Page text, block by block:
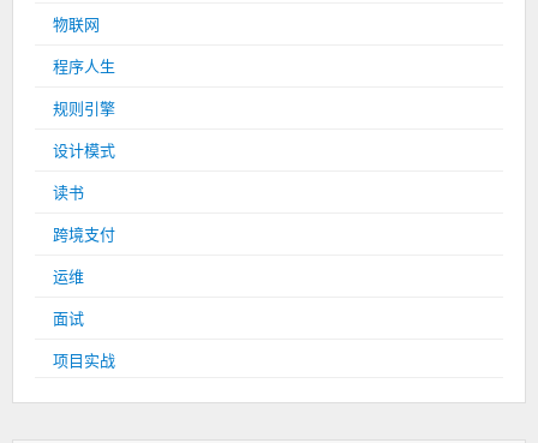
物联网
程序人生
规则引擎
设计模式
读书
跨境支付
运维
面试
项目实战